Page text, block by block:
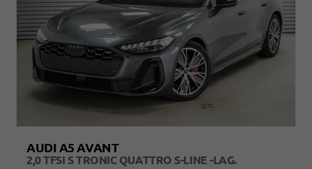
AUDI A5 AVANT
2,0 TFSI S TRONIC QUATTRO S-LINE -LAG.